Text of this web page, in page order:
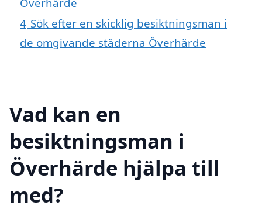
4 Sök efter en skicklig besiktningsman i
de omgivande städerna Överhärde
Vad kan en
besiktningsman i
Överhärde hjälpa till
med?